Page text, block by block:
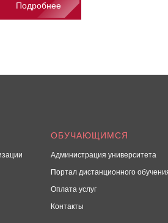
Подробнее
ОБУЧАЮЩИМСЯ
Администрация университета
Портал дистанционного
Оплата услуг
Контакты